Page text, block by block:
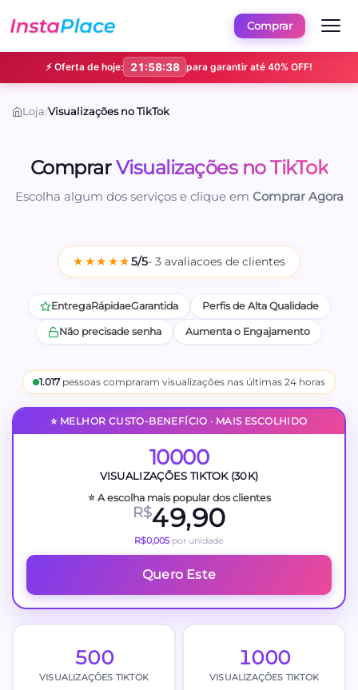
Comprar
⚡ Oferta de hoje: 21:58:37 para garantir até 40% OFF!
Loja/Visualizações no TikTok
ComprarVisualizações no TikTok
Escolha algum dos serviços e clique em Comprar Agora
★★★★★5/5- 3 avaliacoes de clientes
EntregaRápidaeGarantida Perfis de Alta Qualidade
Não precisade senha Aumenta o Engajamento
1.017 pessoas compraram visualizações nas últimas 24 horas
⭐ MELHOR CUSTO-BENEFÍCIO · MAIS ESCOLHIDO
10000
VISUALIZAÇÕES TIKTOK (30K)
⭐ A escolha mais popular dos clientes
R$49,90
R$0,005por unidade
Quero Este
500
VISUALIZAÇÕES TIKTOK
1000
VISUALIZAÇÕES TIKTOK